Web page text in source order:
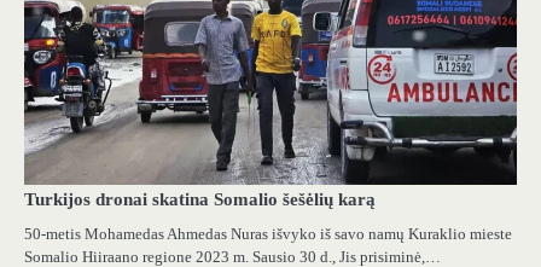
Turkijos dronai skatina Somalio šešėlių karą
50-metis Mohamedas Ahmedas Nuras išvyko iš savo namų Kuraklio mieste
Somalio Hiiraano regione 2023 m. Sausio 30 d., Jis prisiminė,…